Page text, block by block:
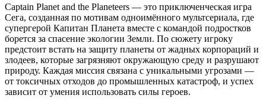
Captain Planet and the Planeteers — это приключенческая игра
Сега, созданная по мотивам одноимённого мультсериала, где
супергерой Капитан Планета вместе с командой подростков
борется за спасение экологии Земли. По сюжету игроку
предстоит встать на защиту планеты от жадных корпораций и
злодеев, которые загрязняют окружающую среду и разрушают
природу. Каждая миссия связана с уникальными угрозами —
от токсичных отходов до промышленных катастроф, и успех
зависит от умения использовать силы героев.